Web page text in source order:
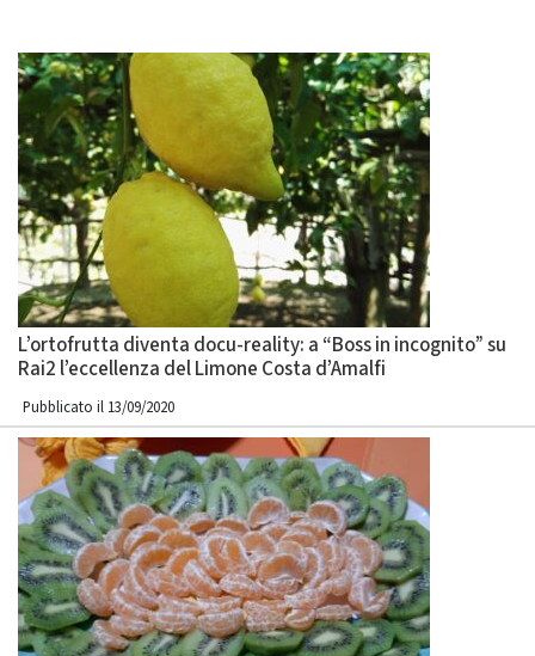
L’ortofrutta diventa docu-reality: a “Boss in incognito” su
Rai2 l’eccellenza del Limone Costa d’Amalfi
Pubblicato il 13/09/2020